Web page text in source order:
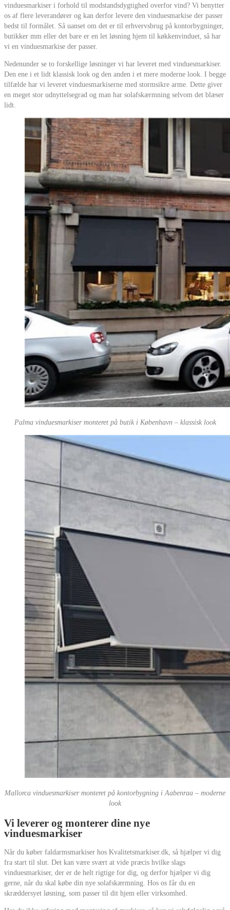
vinduesmarkiser i forhold til modstandsdygtighed overfor vind? Vi benytter
os af flere leverandører og kan derfor levere den vinduesmarkise der passer
bedst til formålet. Så uanset om det er til erhvervsbrug på kontorbygninger,
butikker mm eller det bare er en let løsning hjem til køkkenvinduet, så har
vi en vinduesmarkise der passer.
Nedenunder se to forskellige løsninger vi har leveret med vinduesmarkiser.
Den ene i et lidt klassisk look og den anden i et mere moderne look. I begge
tilfælde har vi leveret vinduesmarkiserne med stormsikre arme. Dette giver
en meget stor udnyttelsegrad og man har solafskærmning selvom det blæser
lidt.
Palma vinduesmarkiser monteret på butik i København – klassisk look
Mallorca vinduesmarkiser monteret på kontorbygning i Aabenraa – moderne
look
Vi leverer og monterer dine nye
vinduesmarkiser
Når du køber faldarmsmarkiser hos Kvalitetsmarkiser.dk, så hjælper vi dig
fra start til slut. Det kan være svært at vide præcis hvilke slags
vinduesmarkiser, der er de helt rigtige for dig, og derfor hjælper vi dig
gerne, når du skal købe din nye solafskærmning. Hos os får du en
skræddersyet løsning, som passer til dit hjem eller virksomhed.